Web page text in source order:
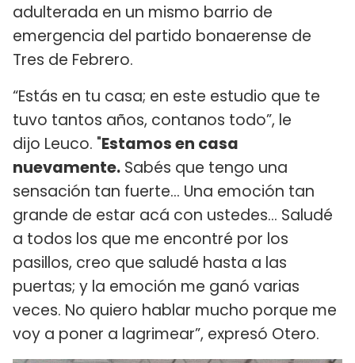
adulterada en un mismo barrio de
emergencia del partido bonaerense de
Tres de Febrero.
“Estás en tu casa; en este estudio que te
tuvo tantos años, contanos todo”, le
dijo Leuco. "Estamos en casa
nuevamente. Sabés que tengo una
sensación tan fuerte... Una emoción tan
grande de estar acá con ustedes... Saludé
a todos los que me encontré por los
pasillos, creo que saludé hasta a las
puertas; y la emoción me ganó varias
veces. No quiero hablar mucho porque me
voy a poner a lagrimear”, expresó Otero.